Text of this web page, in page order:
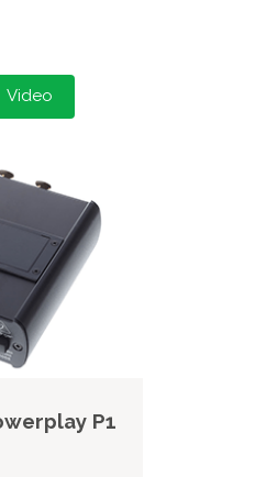
Video
P1